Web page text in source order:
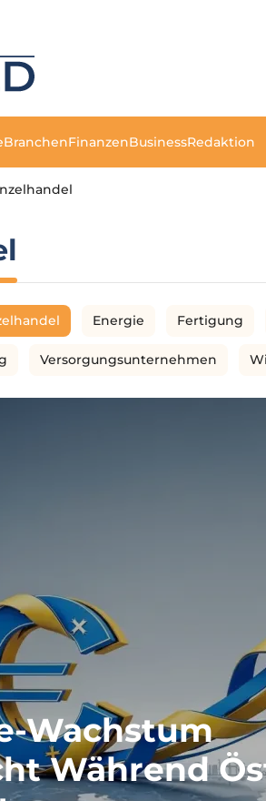
BranchenFinanzenBusinessRedaktion
Energie Fertigung
Versorgungsunternehmen
Wachstum
Während